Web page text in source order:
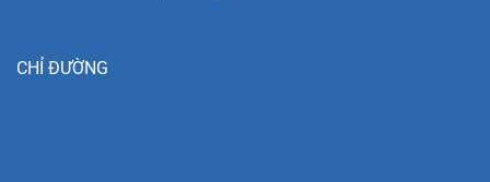
CHỈ ĐƯỜNG